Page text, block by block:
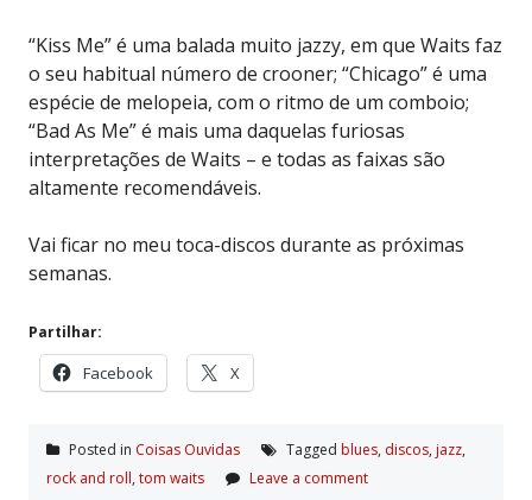
“Kiss Me” é uma balada muito jazzy, em que Waits faz
o seu habitual número de crooner; “Chicago” é uma
espécie de melopeia, com o ritmo de um comboio;
“Bad As Me” é mais uma daquelas furiosas
interpretações de Waits – e todas as faixas são
altamente recomendáveis.
Vai ficar no meu toca-discos durante as próximas
semanas.
Partilhar:
Facebook X
Posted in Coisas Ouvidas Tagged blues, discos, jazz,
rock and roll, tom waits Leave a comment